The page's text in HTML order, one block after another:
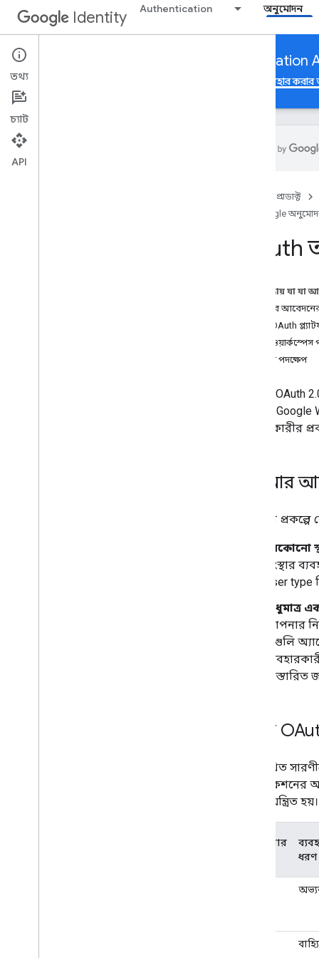
Identity Authentication অনুমোদন
App verification to use Google Authorization
Google অ্যাকাউন্ট অনুমোদন Google অনুমোদন API ব্যবহার
প্রোডাক্ট
Google
OAuth
এই পৃষ্ঠায় যা যা
আপনার
গুগল OAuth
গুগল ওয়ার্কস্পেস
পরবর্তী পদক্ষেপ
Google OAuth
কীভাবে Google
ব্যবহারকারীর
আপনার
আপনার প্রকল্পে
যেকোনো
সংস্থার
user
শুধুমাত্র
আপনার
এগুলি
গুগল
নিম্নলিখিত
দ্বারা নিয়ন্ত্রিত হয়।
প্রকাশনার
ধরণ
তথ্য
চ্যাট
API